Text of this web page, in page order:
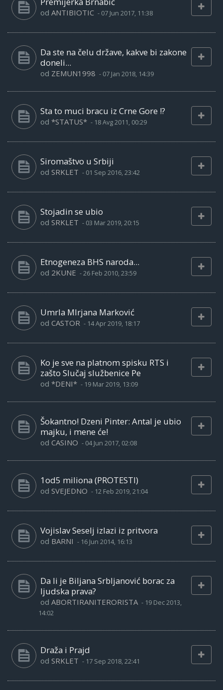
od ANTIBIOTIC - 07 Jun 2017, 11:38
Da ste na čelu države, kakve bi zakone
doneli...
od ZEMUN1998 - 07 Jan 2018, 14:39
Sta to muci bracu iz Crne Gore !?
od *STATUS* - 18 Avg 2011, 00:29
Siromaštvo u Srbiji
od SRKLET - 01 Sep 2016, 23:42
Stojadin se ubio
od SRKLET - 03 Mar 2019, 20:15
Etnogeneza BHS naroda...
od 2KUNE -26 Feb 2010, 23:59
Umrla MIrjana Marković
od CASTOR - 14 Apr 2019, 18:17
Ko je sve na platnom spisku RTS i
zašto Slučaj službenice Pe
od *DENI* - 19 Mar 2019, 13:09
Šokantno! Dzeni Pinter: Antal je ubio
majku, i mene će!
od CASINO - 04 Jun 2017, 02:08
1od5 miliona (PROTESTI)
od SVEJEDNO - 12 Feb 2019, 21:04
Vojislav Seselj izlazi iz pritvora
od BARNI - 16 Jun 2014, 16:13
Da li je Biljana Srbljanović borac za
ljudska prava?
od ABORTIRANITERORISTA - 19 Dec 2013,
14:02
Draža i Prajd
od SRKLET - 17 Sep 2018, 22:41